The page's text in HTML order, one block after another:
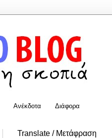
Ανέκδοτα Διάφορα
Translate / Μετάφραση